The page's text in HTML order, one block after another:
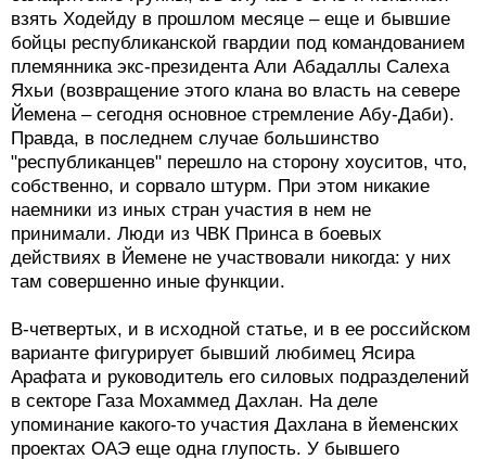
взять Ходейду в прошлом месяце – еще и бывшие
бойцы республиканской гвардии под командованием
племянника экс-президента Али Абадаллы Салеха
Яхьи (возвращение этого клана во власть на севере
Йемена – сегодня основное стремление Абу-Даби).
Правда, в последнем случае большинство
"республиканцев" перешло на сторону хоуситов, что,
собственно, и сорвало штурм. При этом никакие
наемники из иных стран участия в нем не
принимали. Люди из ЧВК Принса в боевых
действиях в Йемене не участвовали никогда: у них
там совершенно иные функции.
В-четвертых, и в исходной статье, и в ее российском
варианте фигурирует бывший любимец Ясира
Арафата и руководитель его силовых подразделений
в секторе Газа Мохаммед Дахлан. На деле
упоминание какого-то участия Дахлана в йеменских
проектах ОАЭ еще одна глупость. У бывшего